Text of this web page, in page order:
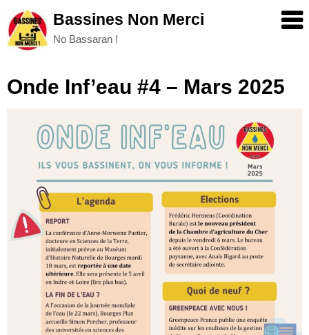
to
content
Bassines Non Merci
No Bassaran !
Onde Inf’eau #4 – Mars 2025